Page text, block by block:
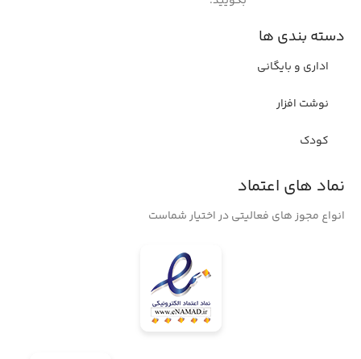
دسته بندی ها
اداری و بایگانی
نوشت افزار
کودک
نماد های اعتماد
انواع مجوز های فعالیتی در اختیار شماست